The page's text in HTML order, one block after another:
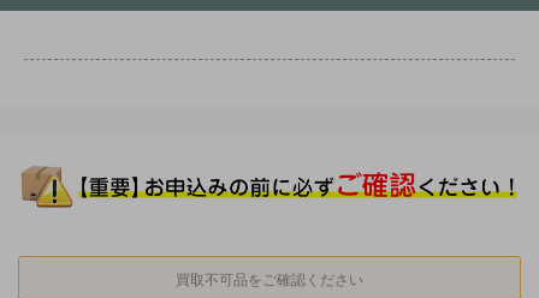
買取不可品をご確認ください